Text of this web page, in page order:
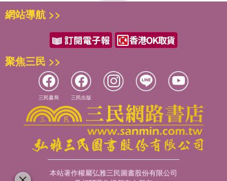
網站導航 >>
聚焦三民 >>
三民書局 三民出版
本站著作權屬弘雅三民圖書股份有限公司